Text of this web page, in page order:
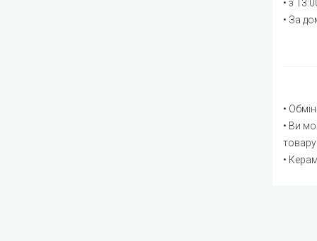
• з
• За
•
• Ви
товару.
•